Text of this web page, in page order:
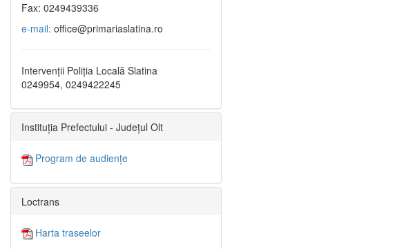
Fax: 0249439336
e-mail: office@primariaslatina.ro
Intervenții Poliția Locală Slatina
0249954, 0249422245
Instituția Prefectului - Județul Olt
Program de audiențe
Loctrans
Harta traseelor